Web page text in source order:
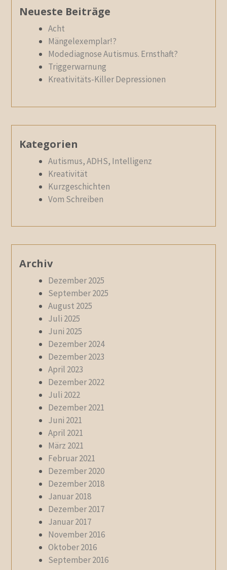
Neueste Beiträge
Acht
Mängelexemplar!?
Modediagnose Autismus. Ernsthaft?
Triggerwarnung
Kreativitäts-Killer Depressionen
Kategorien
Autismus, ADHS, Intelligenz
Kreativität
Kurzgeschichten
Vom Schreiben
Archiv
Dezember 2025
September 2025
August 2025
Juli 2025
Juni 2025
Dezember 2024
Dezember 2023
April 2023
Dezember 2022
Juli 2022
Dezember 2021
Juni 2021
April 2021
März 2021
Februar 2021
Dezember 2020
Dezember 2018
Januar 2018
Dezember 2017
Januar 2017
November 2016
Oktober 2016
September 2016